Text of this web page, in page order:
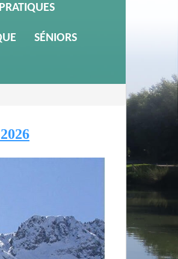
SÉNIORS